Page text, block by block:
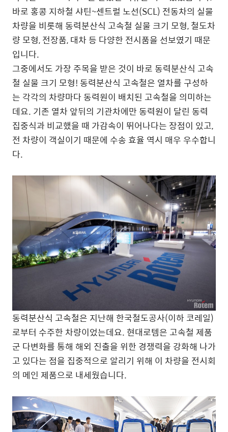
바로 홍콩 지하철 샤틴~센트럴 노선(SCL) 전동차의 실물
차량을 비롯해 동력분산식 고속철 실물 크기 모형, 철도차
량 모형, 전장품, 대차 등 다양한 전시품을 선보였기 때문
입니다.
그중에서도 가장 주목을 받은 것이 바로 동력분산식 고속
철 실물 크기 모형! 동력분산식 고속철은 열차를 구성하
는 각각의 차량마다 동력원이 배치된 고속철을 의미하는
데요. 기존 열차 앞뒤의 기관차에만 동력원이 달린 동력
집중식과 비교했을 때 가감속이 뛰어나다는 장점이 있고,
전 차량이 객실이기 때문에 수송 효율 역시 매우 우수합니
다.
동력분산식 고속철은 지난해 한국철도공사(이하 코레일)
로부터 수주한 차량이었는데요. 현대로템은 고속철 제품
군 다변화를 통해 해외 진출을 위한 경쟁력을 강화해 나가
고 있다는 점을 집중적으로 알리기 위해 이 차량을 전시회
의 메인 제품으로 내세웠습니다.